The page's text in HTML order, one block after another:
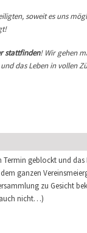
soweit es uns
stattfinden! Wir gehen
das Leben in vollen
Termin geblockt und das
ganzen
zu Gesicht
auch nicht…)